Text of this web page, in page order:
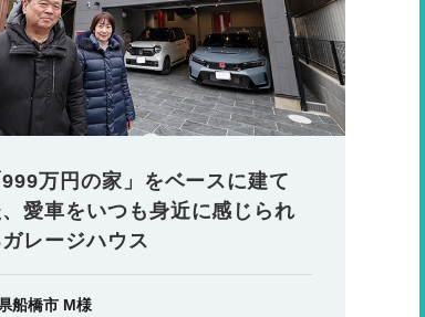
999万円の家」をベースに建て
、愛車をいつも身近に感じられ
ガレージハウス
船橋市 M様